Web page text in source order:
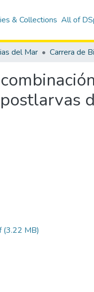
& Collections All of
del Mar Carrera de
(3.22 MB)